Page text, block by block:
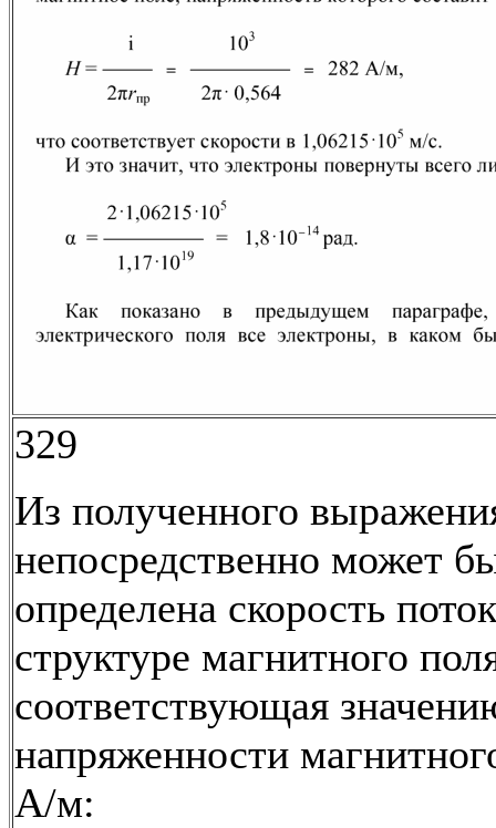
329
Из полученного
непосредственно может
определена скорость
структуре магнитного
соответствующая
напряженности
А/м: